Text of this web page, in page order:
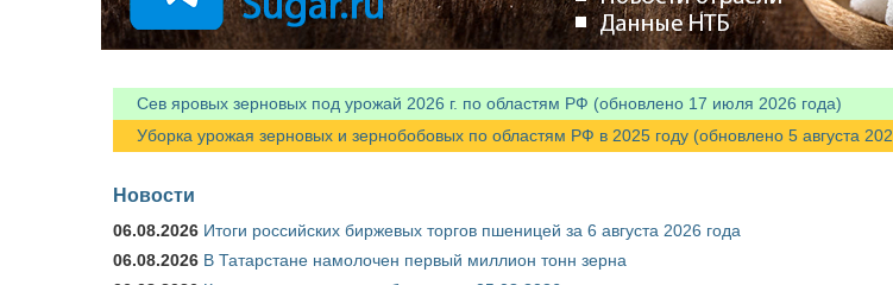
Сев яровых зерновых под урожай 2026 г. по областям РФ (обновлено 17 июля 2026 года)
Уборка урожая зерновых и зернобобовых по областям РФ в 2025 году (обновлено 5 августа
Новости
06.08.2026 Итоги российских биржевых торгов пшеницей за 6 августа 2026 года
06.08.2026 В Татарстане намолочен первый миллион тонн зерна